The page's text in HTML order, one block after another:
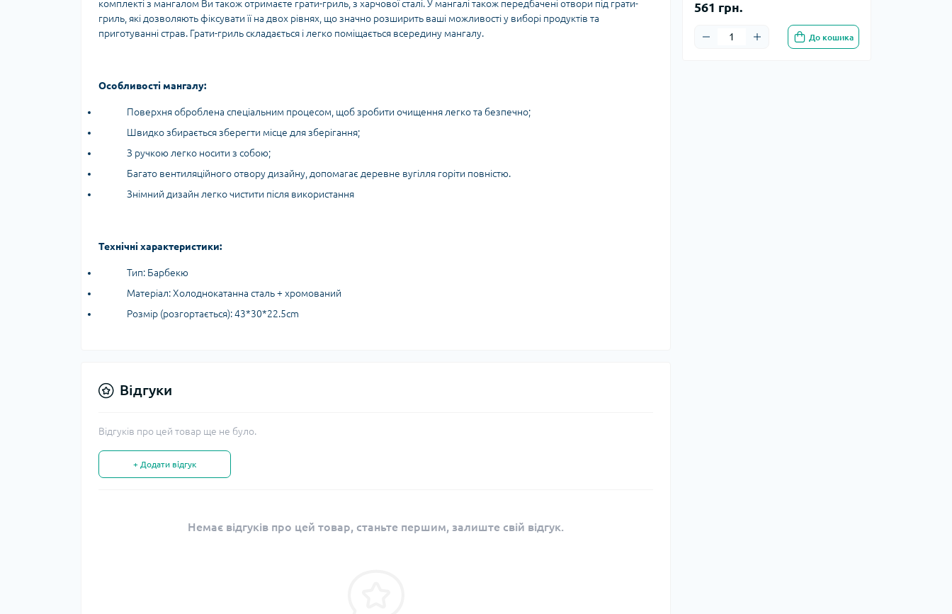
561 грн.
До кошика
комплекті з мангалом Ви також отримаєте грати-гриль, з харчової сталі. У мангалі також передбачені отвори під грати-
гриль, які дозволяють фіксувати її на двох рівнях, що значно розширить ваші можливості у виборі продуктів та
приготуванні страв. Грати-гриль складається і легко поміщається всередину мангалу.
Особливості мангалу:
Поверхня оброблена спеціальним процесом, щоб зробити очищення легко та безпечно;
Швидко збирається зберегти місце для зберігання;
З ручкою легко носити з собою;
Багато вентиляційного отвору дизайну, допомагає деревне вугілля горіти повністю.
Знімний дизайн легко чистити після використання
Технічні характеристики:
Тип: Барбекю
Матеріал: Холоднокатанна сталь + хромований
Розмір (розгортається): 43*30*22.5cm
Відгуки
Відгуків про цей товар ще не було.
+ Додати відгук
Немає відгуків про цей товар, станьте першим, залиште свій відгук.